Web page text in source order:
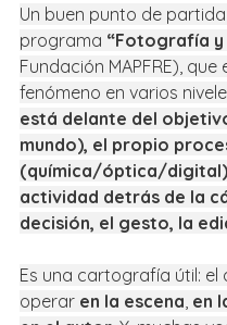
Un buen punto de partida
programa “Fotografía y
Fundación MAPFRE),
fenómeno en varios
está delante del
mundo), el propio
(química/óptica/
actividad detrás de la
decisión, el gesto, la
Es una cartografía útil: el
operar en la escena, en